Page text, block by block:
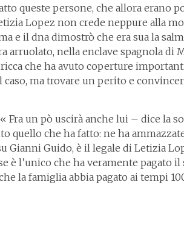
queste persone, che allora erano
Lopez non crede neppure alla
e il dna dimostrò che era sua la
arruolato, nella enclave spagnola di
ricca che ha avuto coperture
ma trovare un perito e
Fra un pò uscirà anche lui – dice la
quello che ha fatto: ne ha
Gianni Guido, è il legale di Letizia
è l’unico che ha veramente pagato
la famiglia abbia pagato ai tempi